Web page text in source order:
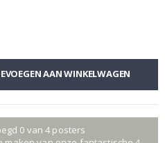
AAN WINKELWAGEN
0 van 4 posters